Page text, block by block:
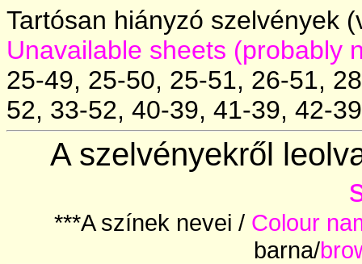
Tartósan hiányzó szelvények
Unavailable sheets (probably
25-49, 25-50, 25-51, 26-51,
52, 33-52, 40-39, 41-39, 42-39
A szelvényekről
***A színek nevei / Colour
barna/